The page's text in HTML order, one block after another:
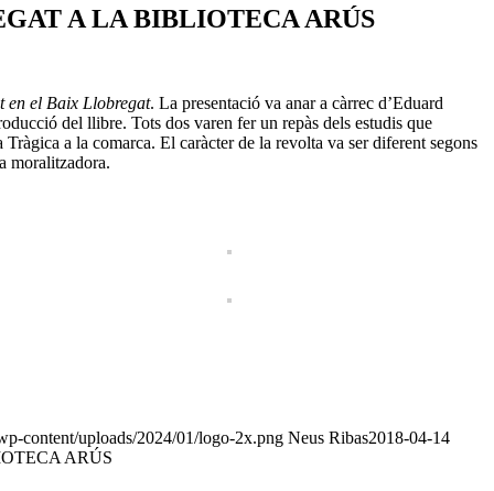
A LA BIBLIOTECA ARÚS
en el Baix Llobregat. La presentació va anar a càrrec d’Eduard
del llibre. Tots dos varen fer un repàs dels estudis que
a la comarca. El caràcter de la revolta va ser diferent segons
moralitzadora.
content/uploads/2024/01/logo-2x.png Neus Ribas2018-04-14
ARÚS